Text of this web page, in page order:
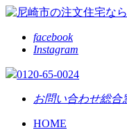
facebook
Instagram
0120-65-0024
お問い合わせ総合
HOME